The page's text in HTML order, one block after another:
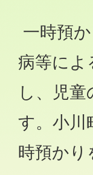
一時預
病等によ
し、児
す。小川
時預かり